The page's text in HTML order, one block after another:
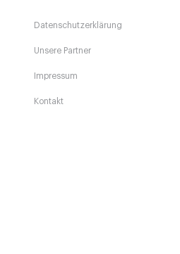
Datenschutzerklärung
Unsere Partner
Impressum
Kontakt